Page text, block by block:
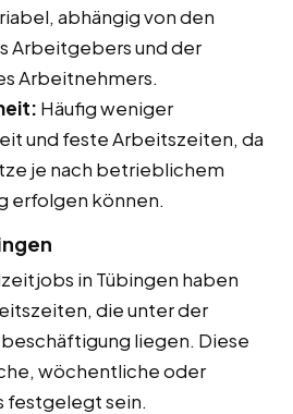
abhängig von den
Arbeitgebers und der
Arbeitnehmers.
Häufig weniger
und feste Arbeitszeiten, da
je nach betrieblichem
erfolgen können.
in Tübingen haben
die unter der
liegen. Diese
wöchentliche oder
festgelegt sein.